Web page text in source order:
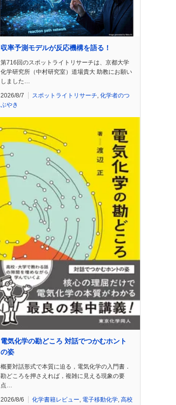
収率予測モデルが反応機構を語る！
第716回のスポットライトリサーチは、京都大学
化学研究所（中村研究室）道場貴大 助教にお願い
しました…
2026/8/7 スポットライトリサーチ 化学者のつ
ぶやき
電気化学の勘どころ 対話でつかむホント
の姿
概要対話形式で本質に迫る，電気化学の入門書．
勘どころを押さえれば，複雑に見える現象の要
点…
2026/8/6 化学書籍レビュー 電子移動化学 高校